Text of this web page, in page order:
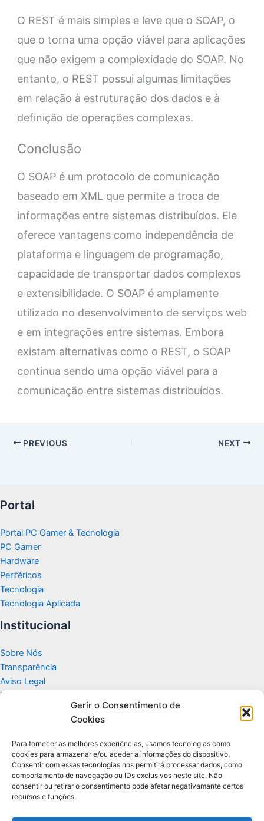
Gerir o Consentimento de
Cookies
Para fornecer as melhores experiências, usamos tecnologias como
cookies para armazenar e/ou aceder a informações do dispositivo.
Consentir com essas tecnologias nos permitirá processar dados, como
comportamento de navegação ou IDs exclusivos neste site. Não
consentir ou retirar o consentimento pode afetar negativamante certos
recursos e funções.
O REST é mais simples e leve que o SOAP, o
que o torna uma opção viável para aplicações
que não exigem a complexidade do SOAP. No
entanto, o REST possui algumas limitações
em relação à estruturação dos dados e à
definição de operações complexas.
Conclusão
O SOAP é um protocolo de comunicação
baseado em XML que permite a troca de
informações entre sistemas distribuídos. Ele
oferece vantagens como independência de
plataforma e linguagem de programação,
capacidade de transportar dados complexos
e extensibilidade. O SOAP é amplamente
utilizado no desenvolvimento de serviços web
e em integrações entre sistemas. Embora
existam alternativas como o REST, o SOAP
continua sendo uma opção viável para a
comunicação entre sistemas distribuídos.
PREVIOUS NEXT
Portal
Portal PC Gamer & Tecnologia
PC Gamer
Hardware
Periféricos
Tecnologia
Tecnologia Aplicada
Institucional
Sobre Nós
Transparência
Aviso Legal
Termos de Uso
Politicas de Privacidade e Cookies
Apoio
Glossário de Tecnologia
Portal editorial independente sobre tecnologia, PC Gamer e guias